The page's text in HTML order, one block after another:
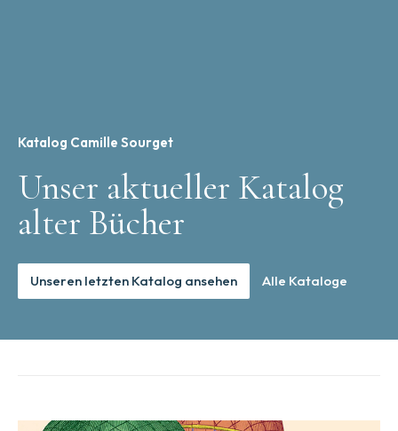
Katalog Camille Sourget
Unser aktueller Katalog
alter Bücher
Unseren letzten Katalog ansehen Alle Kataloge